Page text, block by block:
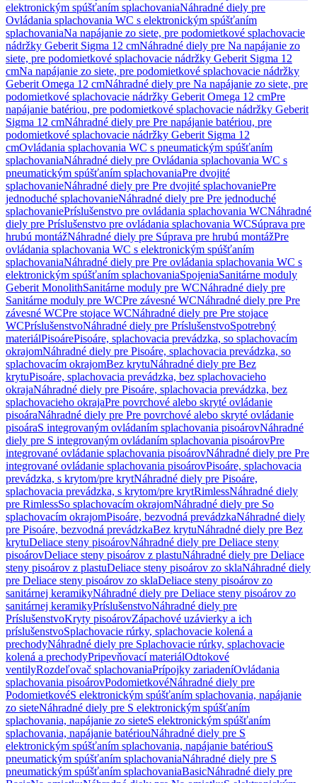
elektronickým spúšťaním splachovaniaNáhradné diely pre
Ovládania splachovania WC s elektronickým spúšťaním
splachovaniaNa napájanie zo siete, pre podomietkové splachovacie
nádržky Geberit Sigma 12 cmNáhradné diely pre Na napájanie zo
siete, pre podomietkové splachovacie nádržky Geberit Sigma 12
cmNa napájanie zo siete, pre podomietkové splachovacie nádržky
Geberit Omega 12 cmNáhradné diely pre Na napájanie zo siete, pre
podomietkové splachovacie nádržky Geberit Omega 12 cmPre
napájanie batériou, pre podomietkové splachovacie nádržky Geberit
Sigma 12 cmNáhradné diely pre Pre napájanie batériou, pre
podomietkové splachovacie nádržky Geberit Sigma 12
cmOvládania splachovania WC s pneumatickým spúšťaním
splachovaniaNáhradné diely pre Ovládania splachovania WC s
pneumatickým spúšťaním splachovaniaPre dvojité
splachovanieNáhradné diely pre Pre dvojité splachovaniePre
jednoduché splachovanieNáhradné diely pre Pre jednoduché
splachovaniePríslušenstvo pre ovládania splachovania WCNáhradné
diely pre Príslušenstvo pre ovládania splachovania WCSúprava pre
hrubú montážNáhradné diely pre Súprava pre hrubú montážPre
ovládania splachovania WC s elektronickým spúšťaním
splachovaniaNáhradné diely pre Pre ovládania splachovania WC s
elektronickým spúšťaním splachovaniaSpojeniaSanitárne moduly
Geberit MonolithSanitárne moduly pre WCNáhradné diely pre
Sanitárne moduly pre WCPre závesné WCNáhradné diely pre Pre
závesné WCPre stojace WCNáhradné diely pre Pre stojace
WCPríslušenstvoNáhradné diely pre PríslušenstvoSpotrebný
materiálPisoárePisoáre, splachovacia prevádzka, so splachovacím
okrajomNáhradné diely pre Pisoáre, splachovacia prevádzka, so
splachovacím okrajomBez krytuNáhradné diely pre Bez
krytuPisoáre, splachovacia prevádzka, bez splachovacieho
okrajaNáhradné diely pre Pisoáre, splachovacia prevádzka, bez
splachovacieho okrajaPre povrchové alebo skryté ovládanie
pisoáraNáhradné diely pre Pre povrchové alebo skryté ovládanie
pisoáraS integrovaným ovládaním splachovania pisoárovNáhradné
diely pre S integrovaným ovládaním splachovania pisoárovPre
integrované ovládanie splachovania pisoárovNáhradné diely pre Pre
integrované ovládanie splachovania pisoárovPisoáre, splachovacia
prevádzka, s krytom/pre krytNáhradné diely pre Pisoáre,
splachovacia prevádzka, s krytom/pre krytRimlessNáhradné diely
pre RimlessSo splachovacím okrajomNáhradné diely pre So
splachovacím okrajomPisoáre, bezvodná prevádzkaNáhradné diely
pre Pisoáre, bezvodná prevádzkaBez krytuNáhradné diely pre Bez
krytuDeliace steny pisoárovNáhradné diely pre Deliace steny
pisoárovDeliace steny pisoárov z plastuNáhradné diely pre Deliace
steny pisoárov z plastuDeliace steny pisoárov zo sklaNáhradné diely
pre Deliace steny pisoárov zo sklaDeliace steny pisoárov zo
sanitárnej keramikyNáhradné diely pre Deliace steny pisoárov zo
sanitárnej keramikyPríslušenstvoNáhradné diely pre
PríslušenstvoKryty pisoárovZápachové uzávierky a ich
príslušenstvoSplachovacie rúrky, splachovacie kolená a
prechodyNáhradné diely pre Splachovacie rúrky, splachovacie
kolená a prechodyPripevňovací materiálOdtokové
ventilyRozdeľovač splachovaniaPrípojky zariadeníOvládania
splachovania pisoárovPodomietkovéNáhradné diely pre
PodomietkovéS elektronickým spúšťaním splachovania, napájanie
zo sieteNáhradné diely pre S elektronickým spúšťaním
splachovania, napájanie zo sieteS elektronickým spúšťaním
splachovania, napájanie batériouNáhradné diely pre S
elektronickým spúšťaním splachovania, napájanie batériouS
pneumatickým spúšťaním splachovaniaNáhradné diely pre S
pneumatickým spúšťaním splachovaniaBasicNáhradné diely pre